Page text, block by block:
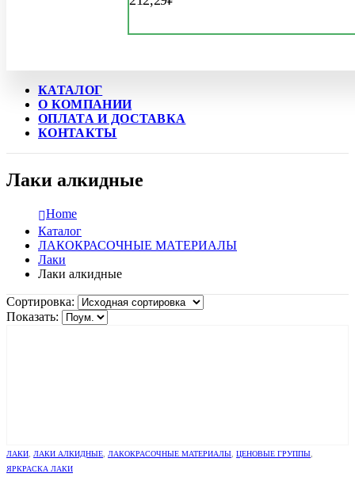
КАТАЛОГ
О КОМПАНИИ
ОПЛАТА И ДОСТАВКА
КОНТАКТЫ
Лаки алкидные
Home
Каталог
ЛАКОКРАСОЧНЫЕ МАТЕРИАЛЫ
Лаки
Лаки алкидные
Сортировка:
Показать:
ЛАКИ, ЛАКИ АЛКИДНЫЕ, ЛАКОКРАСОЧНЫЕ МАТЕРИАЛЫ, ЦЕНОВЫЕ ГРУППЫ,
ЯРКРАСКА ЛАКИ